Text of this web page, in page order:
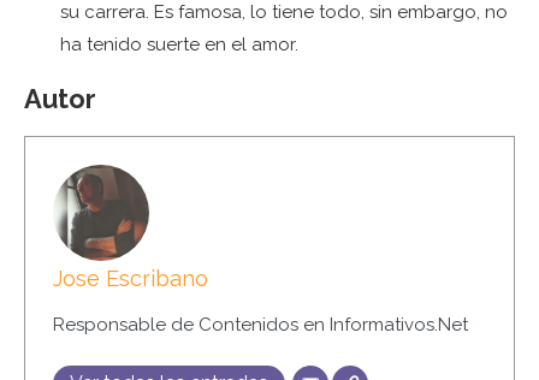
su carrera. Es famosa, lo tiene todo, sin embargo, no
ha tenido suerte en el amor.
Autor
Jose Escribano
Responsable de Contenidos en Informativos.Net